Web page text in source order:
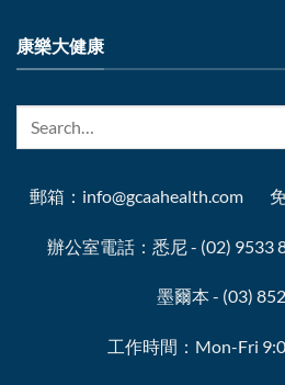
康樂大健康
郵箱：info@gcaahealth.com
辦公室電話：悉尼 - (02)
墨爾本 - (03)
工作時間：Mon-Fri